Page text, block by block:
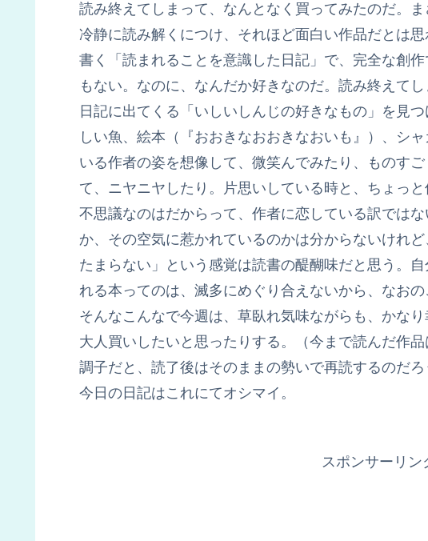
読み終えてしまって、なんとなく買ってみたのだ。ま
冷静に読み解くにつけ、それほど面白い作品だとは
書く「読まれることを意識した日記」で、完全な創
もない。なのに、なんだか好きなのだ。読み終えて
日記に出てくる「いしいしんじの好きなもの」を見
しい魚、絵本（『おおきなおおきなおいも』）、シ
いる作者の姿を想像して、微笑んでみたり、ものす
て、ニヤニヤしたり。片思いしている時と、ちょっと
不思議なのはだからって、作者に恋している訳では
か、その空気に惹かれているのかは分からないけれ
たまらない」という感覚は読書の醍醐味だと思う。
れる本ってのは、滅多にめぐり合えないから、なおの
そんなこんなで今週は、草臥れ気味ながらも、かな
大人買いしたいと思ったりする。（今まで読んだ作
調子だと、読了後はそのままの勢いで再読するのだ
今日の日記はこれにてオシマイ。
スポンサーリン